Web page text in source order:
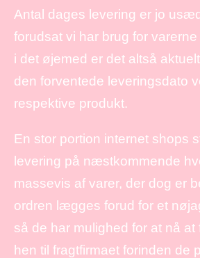
Antal dages levering er jo
forudsat vi har brug for
i det øjemed er det altså
den forventede leveringsdato
respektive produkt.
En stor portion internet shops
levering på næstkommende
massevis af varer, der dog er
ordren lægges forud for et
så de har mulighed for at nå at
hen til fragtfirmaet forinden de